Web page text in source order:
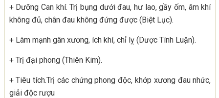
+ Dưỡng Can khí. Trị bụng dưới đau, hư lao, gầy ốm, âm khí
không đủ, chân đau không đứng được (Biệt Lục).
+ Làm mạnh gân xương, ích khí, chỉ lỵ (Dược Tính Luận).
+ Trị đại phong (Thiên Kim).
+ Tiêu tích.Trị các chứng phong độc, khớp xương đau nhức,
giải độc rượu